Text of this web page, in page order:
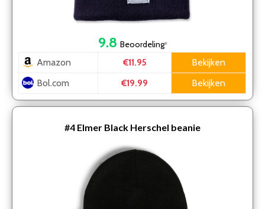
9.8 Beoordeling*
Amazon €11.95
Bekijken
Bol.com
€19.99 Bekijken
#4 Elmer Black Herschel beanie